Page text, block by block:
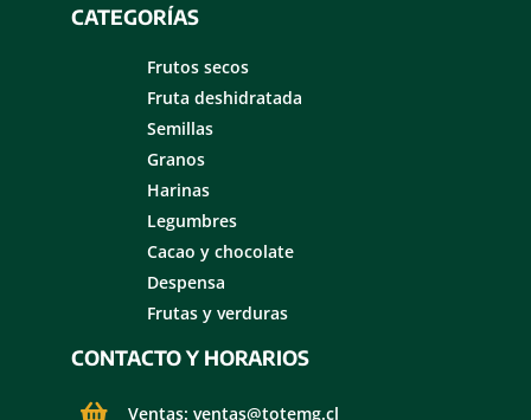
CATEGORÍAS
Frutos secos
Fruta deshidratada
Semillas
Granos
Harinas
Legumbres
Cacao y chocolate
Despensa
Frutas y verduras
CONTACTO Y HORARIOS
Ventas: ventas@totemg.cl